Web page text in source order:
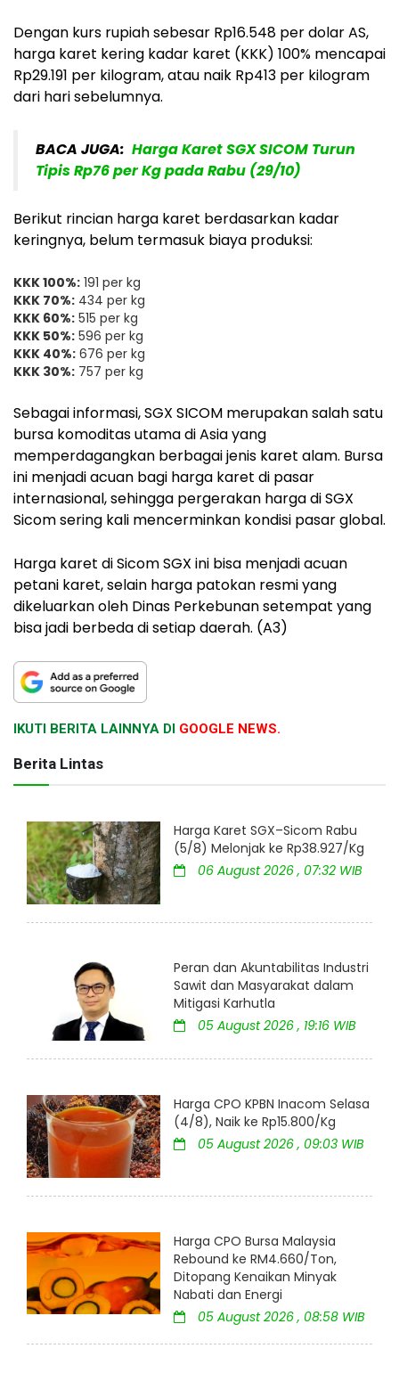
Dengan kurs rupiah sebesar Rp16.548 per dolar AS,
harga karet kering kadar karet (KKK) 100% mencapai
Rp29.191 per kilogram, atau naik Rp413 per kilogram
dari hari sebelumnya.
BACA JUGA: Harga Karet SGX SICOM Turun
Tipis Rp76 per Kg pada Rabu (29/10)
Berikut rincian harga karet berdasarkan kadar
keringnya, belum termasuk biaya produksi:
KKK 100%: 191 per kg
KKK 70%: 434 per kg
KKK 60%: 515 per kg
KKK 50%: 596 per kg
KKK 40%: 676 per kg
KKK 30%: 757 per kg
Sebagai informasi, SGX SICOM merupakan salah satu
bursa komoditas utama di Asia yang
memperdagangkan berbagai jenis karet alam. Bursa
ini menjadi acuan bagi harga karet di pasar
internasional, sehingga pergerakan harga di SGX
Sicom sering kali mencerminkan kondisi pasar global.
Harga karet di Sicom SGX ini bisa menjadi acuan
petani karet, selain harga patokan resmi yang
dikeluarkan oleh Dinas Perkebunan setempat yang
bisa jadi berbeda di setiap daerah. (A3)
IKUTI BERITA LAINNYA DI GOOGLE NEWS.
Berita Lintas
Harga Karet SGX–Sicom Rabu
(5/8) Melonjak ke Rp38.927/Kg
06 August 2026 , 07:32 WIB
Peran dan Akuntabilitas Industri
Sawit dan Masyarakat dalam
Mitigasi Karhutla
05 August 2026 , 19:16 WIB
Harga CPO KPBN Inacom Selasa
(4/8), Naik ke Rp15.800/Kg
05 August 2026 , 09:03 WIB
Harga CPO Bursa Malaysia
Rebound ke RM4.660/Ton,
Ditopang Kenaikan Minyak
Nabati dan Energi
05 August 2026 , 08:58 WIB